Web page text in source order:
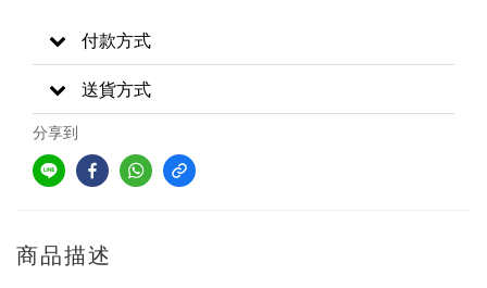
付款方式
送貨方式
分享到
商品描述